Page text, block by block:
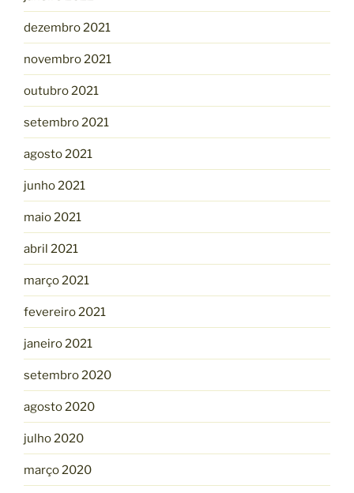
dezembro 2021
novembro 2021
outubro 2021
setembro 2021
agosto 2021
junho 2021
maio 2021
abril 2021
março 2021
fevereiro 2021
janeiro 2021
setembro 2020
agosto 2020
julho 2020
março 2020